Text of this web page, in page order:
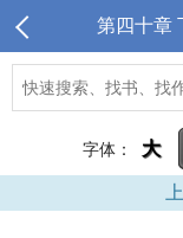
第四十章
字体： 大